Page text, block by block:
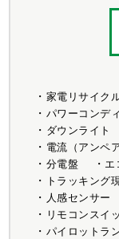
家電リサイク
パワーコンデ
ダウンライト
電流（アンペア
分電盤
エ
トラッキング
人感センサー
リモコンスイ
パイロットラ